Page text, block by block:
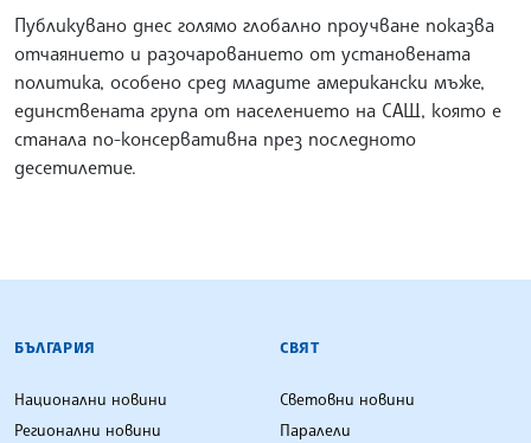
Публикувано днес голямо глобално проучване показва
отчаянието и разочарованието от установената
политика, особено сред младите американски мъже,
единствената група от населението на САЩ, която е
станала по-консервативна през последното
десетилетие.
БЪЛГАРСКА ТЕЛЕГРАФНА АГЕНЦИЯ
БЪЛГАРИЯ
Национални новини
Регионални новини
СВЯТ
Световни новини
Паралели